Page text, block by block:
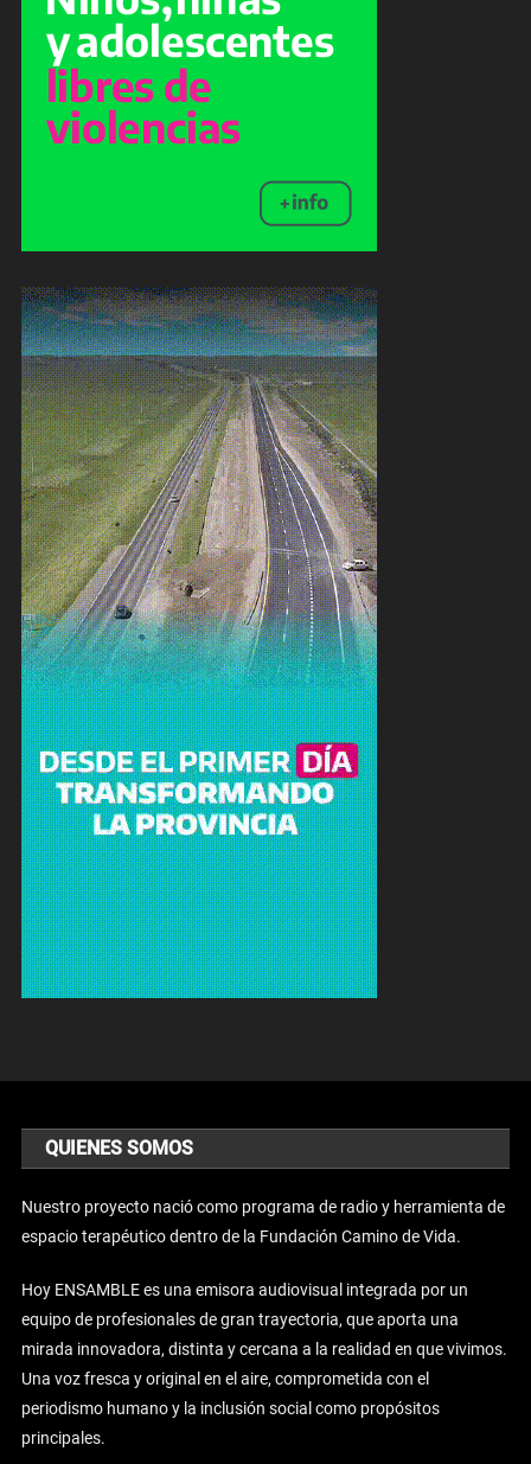
QUIENES SOMOS
Nuestro proyecto nació como programa de radio y herramienta de
espacio terapéutico dentro de la Fundación Camino de Vida.
Hoy ENSAMBLE es una emisora audiovisual integrada por un
equipo de profesionales de gran trayectoria, que aporta una
mirada innovadora, distinta y cercana a la realidad en que vivimos.
Una voz fresca y original en el aire, comprometida con el
periodismo humano y la inclusión social como propósitos
principales.